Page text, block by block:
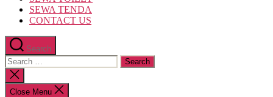
SEWA TENDA
CONTACT US
Search
Search
for:
Close
search
Close Menu